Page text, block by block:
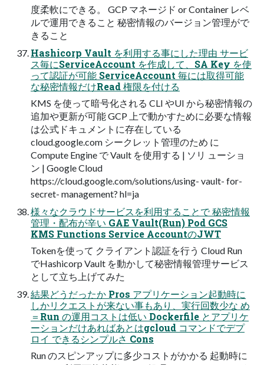
度柔軟にできる。 GCP マネージド or Container レベ
ルで運用できること 秘密情報のバージョン管理がで
きること
Hashicorp Vault を利用する事にした理由 サービ
ス毎にServiceAccount を作成して、SA Key を使
って認証が可能 ServiceAccount 毎には取得可能
な秘密情報だけRead 権限を付ける
KMS を使って暗号化される CLI やUI から秘密情報の
追加や更新が可能 GCP 上で動かすために必要な情報
は公式ドキュメントに存在している
cloud.google.com シークレット管理のため に
Compute Engine で Vault を使用する | ソリ ューショ
ン | Google Cloud
https://cloud.google.com/solutions/using- vault- for-
secret- management? hl=ja
様々なクラウドサービスを利用することで 秘密情報
管理・配布が辛い GAE Vault(Run) Pod GCS
KMS Functions Service AccountのJWT
Tokenを使って クライアント認証を行う Cloud Run
でHashicorp Vault を動かして秘密情報管理サービス
として立ち上げてみた
結果どうだったか Pros アプリケーション起動時に
しかリクエストが来ない事もあり、実行回数少な め
＝Run の運用コストは低い Dockerfile とアプリケ
ーションだけあればあとはgcloud コマンドでデプ
ロイ できるシンプルさ Cons
Run のスピンアップに多少コストがかかる 起動時に